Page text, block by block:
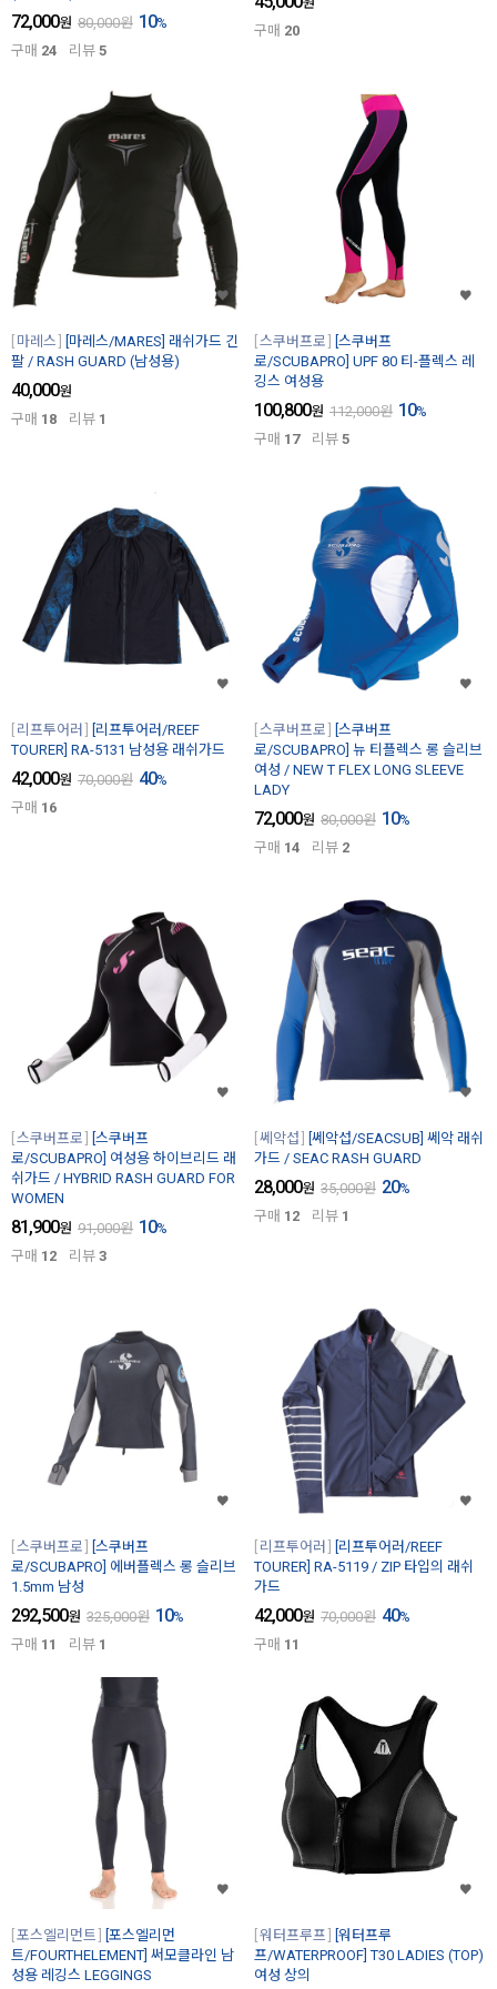
72,000원 80,000원 10%
구매 24 리뷰 5
구매 20
마레스
[마레스/MARES] 래쉬가드 긴
팔 / RASH GUARD (남성용)
40,000원
구매 18 리뷰 1
스쿠버프로
[스쿠버프
로/SCUBAPRO] UPF 80 티-플렉스 레
깅스 여성용
100,800원 112,000원 10%
구매 17 리뷰 5
리프투어러
[리프투어러/REEF
TOURER] RA-5131 남성용 래쉬가드
42,000원 70,000원 40%
구매 16
스쿠버프로
[스쿠버프
로/SCUBAPRO] 뉴 티플렉스 롱 슬리브
여성 / NEW T FLEX LONG SLEEVE
LADY
72,000원 80,000원 10%
구매 14 리뷰 2
스쿠버프로
[스쿠버프
로/SCUBAPRO] 여성용 하이브리드 래
쉬가드 / HYBRID RASH GUARD FOR
WOMEN
81,900원 91,000원 10%
구매 12 리뷰 3
쎄악섭
[쎄악섭/SEACSUB] 쎄악 래쉬
가드 / SEAC RASH GUARD
28,000원 35,000원 20%
구매 12 리뷰 1
스쿠버프로
[스쿠버프
로/SCUBAPRO] 에버플렉스 롱 슬리브
1.5mm 남성
292,500원 325,000원 10%
구매 11 리뷰 1
리프투어러
[리프투어러/REEF
TOURER] RA-5119 / ZIP 타입의 래쉬
가드
42,000원 70,000원 40%
구매 11
포스엘리먼트
[포스엘리먼
트/FOURTHELEMENT] 써모클라인 남
성용 레깅스 LEGGINGS
워터프루프
[워터프루
프/WATERPROOF] T30 LADIES (TOP)
여성 상의